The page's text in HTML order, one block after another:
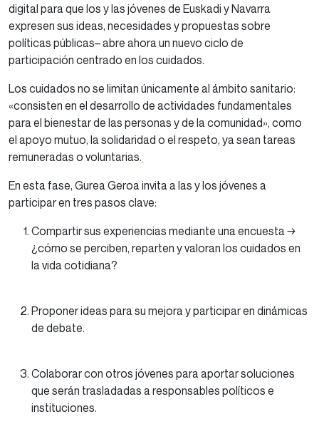
digital para que los y las jóvenes de Euskadi y Navarra
expresen sus ideas, necesidades y propuestas sobre
políticas públicas– abre ahora un nuevo ciclo de
participación centrado en los cuidados.
Los cuidados no se limitan únicamente al ámbito sanitario:
«consisten en el desarrollo de actividades fundamentales
para el bienestar de las personas y de la comunidad», como
el apoyo mutuo, la solidaridad o el respeto, ya sean tareas
remuneradas o voluntarias.
En esta fase, Gurea Geroa invita a las y los jóvenes a
participar en tres pasos clave:
Compartir sus experiencias mediante una encuesta →
¿cómo se perciben, reparten y valoran los cuidados en
la vida cotidiana?
Proponer ideas para su mejora y participar en dinámicas
de debate.
Colaborar con otros jóvenes para aportar soluciones
que serán trasladadas a responsables políticos e
instituciones.